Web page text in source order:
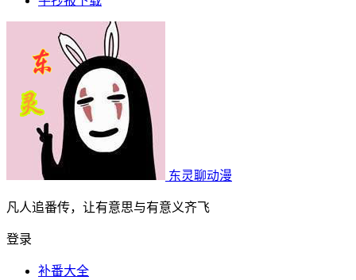
东灵聊动漫
凡人追番传，让有意思与有意义齐飞
登录
补番大全